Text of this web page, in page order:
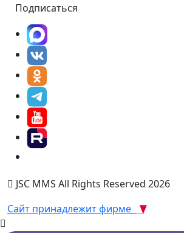
Подписаться
JSC MMS All Rights Reserved 2026
Сайт принадлежит фирме